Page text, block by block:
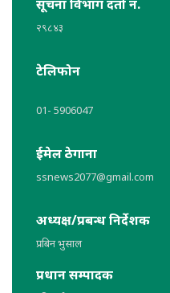
सूचना विभाग दर्ता नं.
२९८४३
टेलिफोन
01- 5906047
ईमेल ठेगाना
ssnews2077@gmail.com
अध्यक्ष/प्रबन्ध निर्देशक
प्रबिन भुसाल
प्रधान सम्पादक